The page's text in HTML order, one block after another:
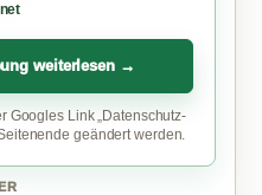
weiterlesen →
Googles Link „Datenschutz-
geändert werden.